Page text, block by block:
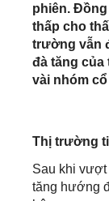
phiên.
thấp cho
trường vẫn
đà tăng
vài nhóm
Thị trường
Sau khi vượt
tăng hướng